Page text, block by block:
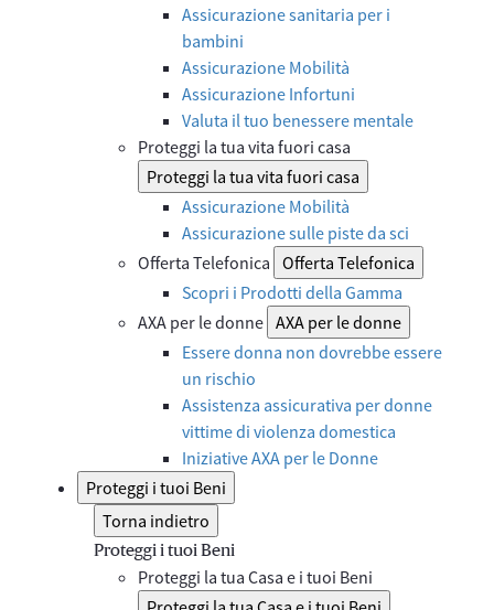
Assicurazione sanitaria per i
bambini
Assicurazione Mobilità
Assicurazione Infortuni
Valuta il tuo benessere mentale
Proteggi la tua vita fuori casa
Proteggi la tua vita fuori casa
Assicurazione Mobilità
Assicurazione sulle piste da sci
Offerta Telefonica Offerta Telefonica
Scopri i Prodotti della Gamma
AXA per le donne AXA per le donne
Essere donna non dovrebbe essere
un rischio
Assistenza assicurativa per donne
vittime di violenza domestica
Iniziative AXA per le Donne
Proteggi i tuoi Beni
Torna indietro
Proteggi i tuoi Beni
Proteggi la tua Casa e i tuoi Beni